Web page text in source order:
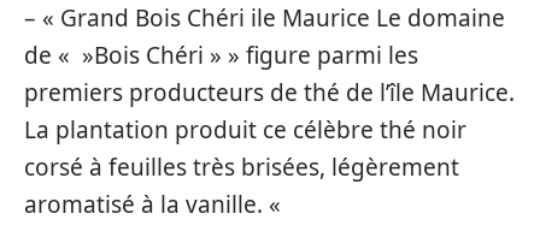
– « Grand Bois Chéri ile Maurice Le domaine
de « »Bois Chéri » » figure parmi les
premiers producteurs de thé de l’île Maurice.
La plantation produit ce célèbre thé noir
corsé à feuilles très brisées, légèrement
aromatisé à la vanille. «